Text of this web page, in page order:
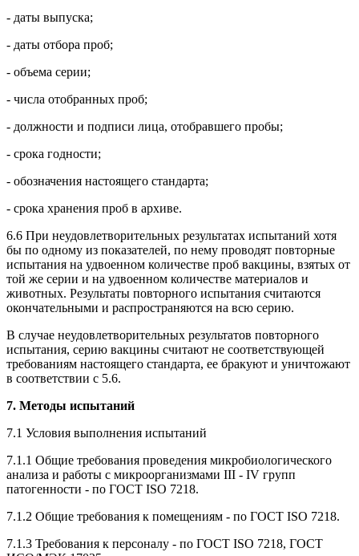
- даты выпуска;
- даты отбора проб;
- объема серии;
- числа отобранных проб;
- должности и подписи лица, отобравшего пробы;
- срока годности;
- обозначения настоящего стандарта;
- срока хранения проб в архиве.
6.6 При неудовлетворительных результатах испытаний хотя
бы по одному из показателей, по нему проводят повторные
испытания на удвоенном количестве проб вакцины, взятых от
той же серии и на удвоенном количестве материалов и
животных. Результаты повторного испытания считаются
окончательными и распространяются на всю серию.
В случае неудовлетворительных результатов повторного
испытания, серию вакцины считают не соответствующей
требованиям настоящего стандарта, ее бракуют и уничтожают
в соответствии с 5.6.
7. Методы испытаний
7.1 Условия выполнения испытаний
7.1.1 Общие требования проведения микробиологического
анализа и работы с микроорганизмами III - IV групп
патогенности - по ГОСТ ISO 7218.
7.1.2 Общие требования к помещениям - по ГОСТ ISO 7218.
7.1.3 Требования к персоналу - по ГОСТ ISO 7218, ГОСТ